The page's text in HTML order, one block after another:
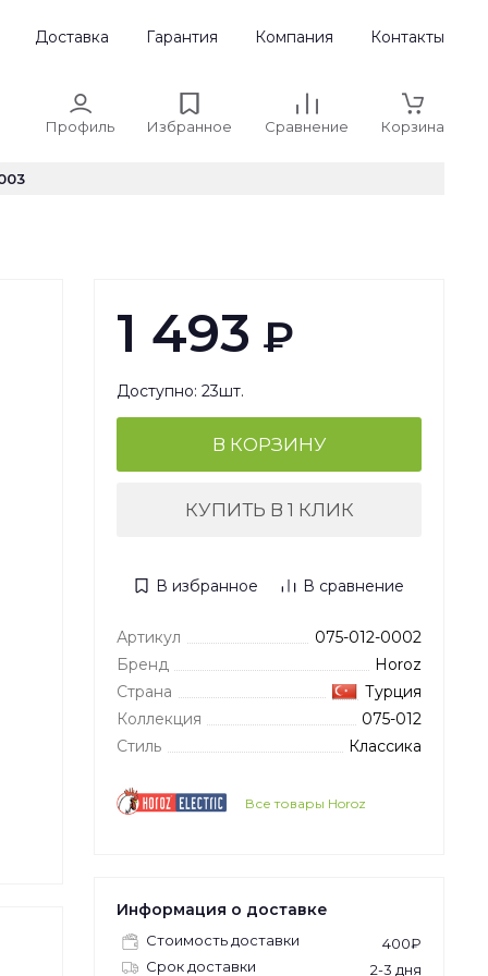
Доставка Гарантия Компания Контакты
Профиль Избранное Сравнение Корзина
1 493 ₽
Доступно: 23шт.
В КОРЗИНУ
КУПИТЬ В 1 КЛИК
В избранное В сравнение
Артикул
075-012-0002
Бренд
Horoz
Страна
Турция
Коллекция
075-012
Стиль
Классика
Все товары Horoz
Информация о доставке
Стоимость доставки
400₽
Срок доставки
2-3 дня